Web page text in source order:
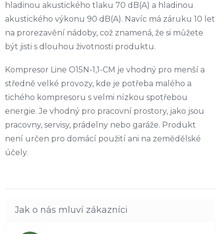
hladinou akustického tlaku 70 dB(A) a hladinou
akustického výkonu 90 dB(A). Navíc má záruku 10 let
na prorezavění nádoby, což znamená, že si můžete
být jisti s dlouhou životnosti produktu.
Kompresor Line O15N-1,1-CM je vhodný pro menší a
středně velké provozy, kde je potřeba malého a
tichého kompresoru s velmi nízkou spotřebou
energie. Je vhodný pro pracovní prostory, jako jsou
pracovny, servisy, prádelny nebo garáže. Produkt
není určen pro domácí použití ani na zemědělské
účely.